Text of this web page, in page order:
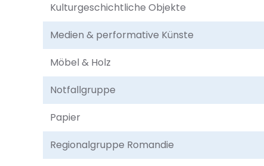
Kultur­geschichtliche Objekte
Medien & performative Künste
Möbel & Holz
Notfallgruppe
Papier
Regionalgruppe Romandie